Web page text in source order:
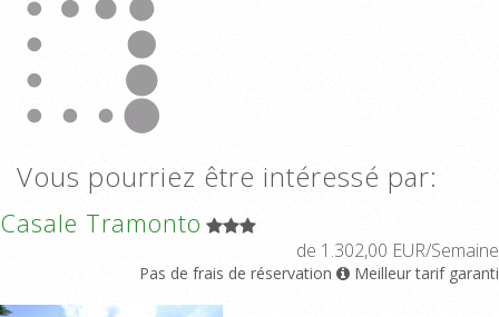
Vous pourriez être intéressé par:
Casale Tramonto
de 1.302,00 EUR/Semaine
Pas de frais de réservation Meilleur tarif garanti